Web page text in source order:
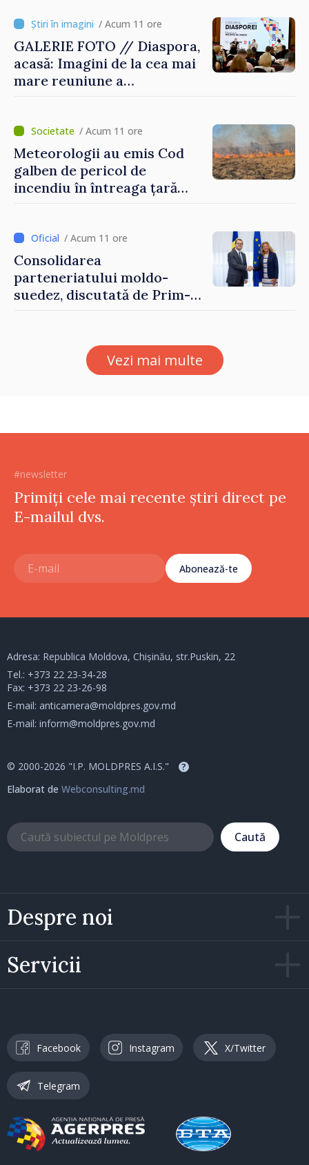
/ Acum 11 ore
GALERIE FOTO // Diaspora,
acasă: Imagini de la cea mai
mare reuniune a
/ Acum 11 ore
Meteorologii au emis Cod
galben de pericol de
incendiu în întreaga țară
/ Acum 11 ore
Consolidarea
parteneriatului moldo-
suedez, discutată de Prim-
Petra Lärke
Vezi mai multe
#newsletter
Primiți cele mai recente știri direct pe
E-mailul dvs.
Abonează-te
Despre noi
Servicii
Adresa: Republica Moldova, Chișinău, str.Puskin, 22
Tel.: +373 22 23-34-28
Fax: +373 22 23-26-98
E-mail: anticamera@moldpres.gov.md
E-mail: inform@moldpres.gov.md
© 2000-2026 "I.P. MOLDPRES A.I.S." ?
Elaborat de Webconsulting.md
Caută
Facebook Instagram X/Twitter
Telegram